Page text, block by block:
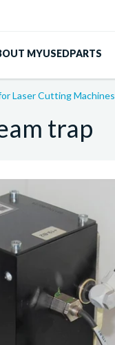
MYUSEDPARTS
Laser Cutting Machines
trap